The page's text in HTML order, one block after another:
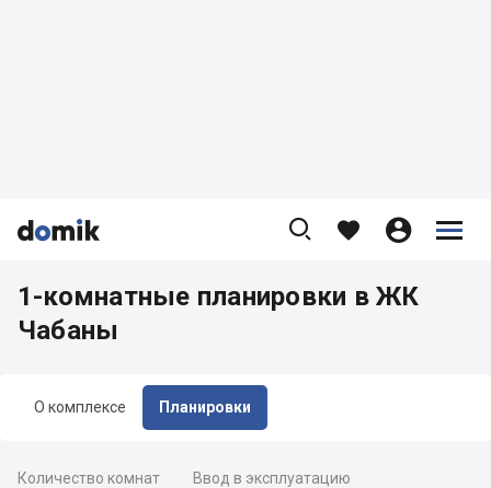


    


О комплексе Планировки
1-комнатные планировки в ЖК
Чабаны
Количество комнат Ввод в эксплуатацию